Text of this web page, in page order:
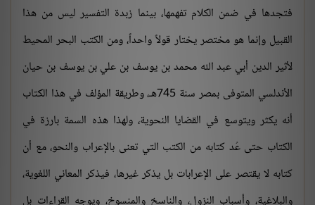
فتجدها في ضمن الكلام تفهمها، بينما زبدة التفسير ليس من هذا
القبيل وإنما هو مختصر يختار قولاً واحداً، ومن الكتب البحر المحيط
لأثير الدين أبي عبد الله محمد بن يوسف بن علي بن يوسف بن حيان
الأندلسي المتوفى بمصر سنة 745هـ، وطريقة المؤلف في هذا الكتاب
أنه يكثر ويتوسع في القضايا النحوية، ولهذا هذه السمة بارزة في
الكتاب حتى عُد كتابه من الكتب التي تعنى بالإعراب والنحو، مع أن
كتابه لا يقتصر على الإعرابات بل يذكر غيرها، فيذكر المعاني اللغوية،
والبلاغية، وأسباب النزول، والناسخ والمنسوخ، ويوجه القراءات بل